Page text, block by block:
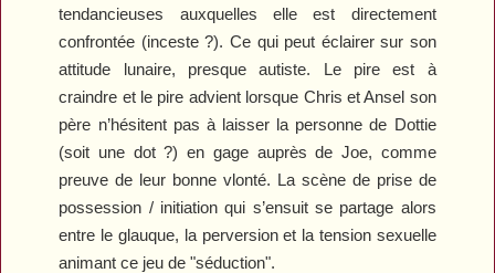
tendancieuses auxquelles elle est directement
confrontée (inceste ?). Ce qui peut éclairer sur son
attitude lunaire, presque autiste. Le pire est à
craindre et le pire advient lorsque Chris et Ansel son
père n’hésitent pas à laisser la personne de Dottie
(soit une dot ?) en gage auprès de Joe, comme
preuve de leur bonne vlonté. La scène de prise de
possession / initiation qui s’ensuit se partage alors
entre le glauque, la perversion et la tension sexuelle
animant ce jeu de "séduction".